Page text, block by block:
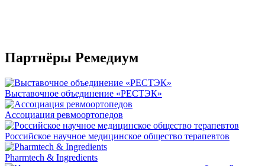
Партнёры Ремедиум
Выставочное объединение «РЕСТЭК»
Ассоциация ревмоортопедов
Российское научное медицинское общество терапевтов
Pharmtech & Ingredients